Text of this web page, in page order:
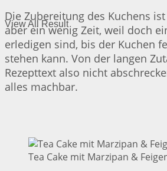
View All Result
Die Zubereitung des Kuchens
aber ein wenig Zeit, weil doch
erledigen sind, bis der Kuchen
stehen kann. Von der langen
Rezepttext also nicht
alles machbar.
Tea Cake mit Marzipan &